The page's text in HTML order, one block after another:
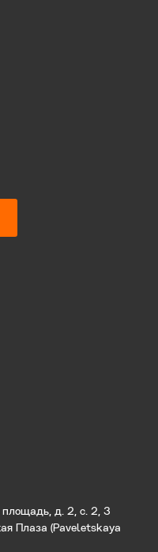
д. 2, с. 2, 3
Плаза (Paveletskaya